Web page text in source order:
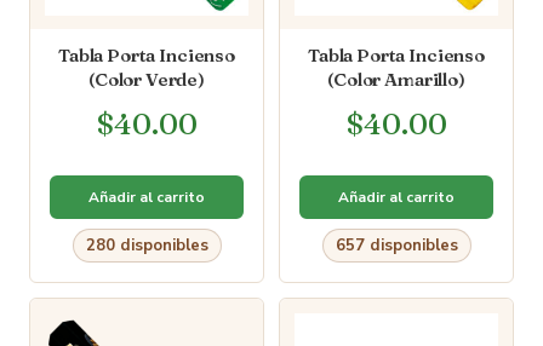
Tabla Porta Incienso
(Color Verde)
$40.00
Añadir al carrito
280 disponibles
Tabla Porta Incienso
(Color Amarillo)
$40.00
Añadir al carrito
657 disponibles